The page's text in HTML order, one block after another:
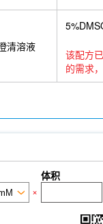
清溶液
该配方
的需求
体积
×